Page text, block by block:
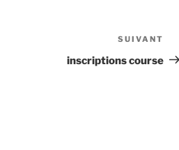
SUIVANT
inscriptions course